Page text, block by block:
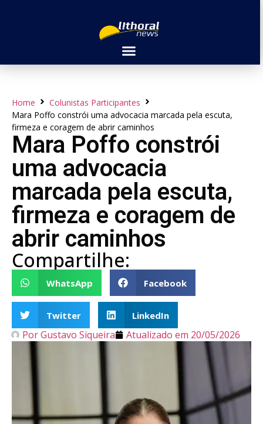
Home
Colunistas Participantes
Mara Poffo constrói uma advocacia marcada pela escuta,
firmeza e coragem de abrir caminhos
Mara Poffo constrói
uma advocacia
marcada pela escuta,
firmeza e coragem de
abrir caminhos
Compartilhe:
WhatsApp Facebook
Twitter LinkedIn
PorGustavo Siqueira Atualizado em 20/05/2026